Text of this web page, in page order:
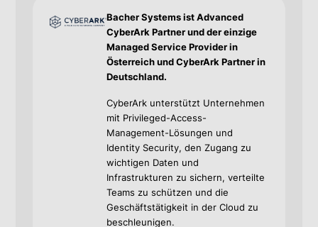
Bacher Systems ist Advanced
CyberArk Partner und der einzige
Managed Service Provider in
Österreich und CyberArk Partner in
Deutschland.
CyberArk unterstützt Unternehmen
mit Privileged-Access-
Management-Lösungen und
Identity Security, den Zugang zu
wichtigen Daten und
Infrastrukturen zu sichern, verteilte
Teams zu schützen und die
Geschäftstätigkeit in der Cloud zu
beschleunigen.